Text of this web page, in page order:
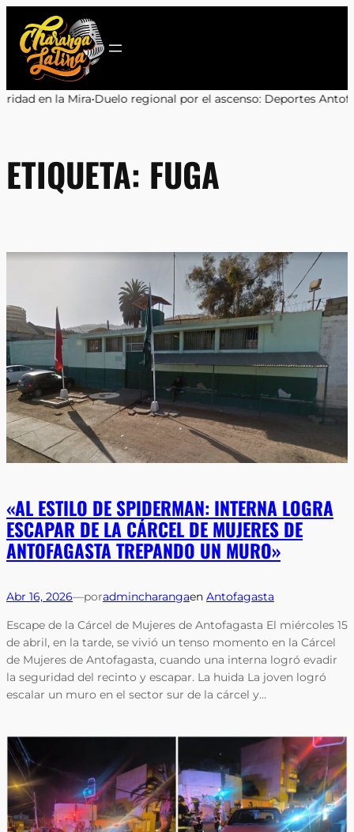
contenido
regional por el ascenso: Deportes Antofagasta y Cobreloa
ETIQUETA: FUGA
«AL ESTILO DE SPIDERMAN: INTERNA LOGRA
ESCAPAR DE LA CÁRCEL DE MUJERES DE
ANTOFAGASTA TREPANDO UN MURO»
Abr 16, 2026—poradmincharangaen Antofagasta
Escape de la Cárcel de Mujeres de Antofagasta El miércoles 15
de abril, en la tarde, se vivió un tenso momento en la Cárcel
de Mujeres de Antofagasta, cuando una interna logró evadir
la seguridad del recinto y escapar. La huida La joven logró
escalar un muro en el sector sur de la cárcel y…